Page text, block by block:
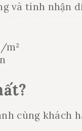
và tính nhận
m²
cùng khách